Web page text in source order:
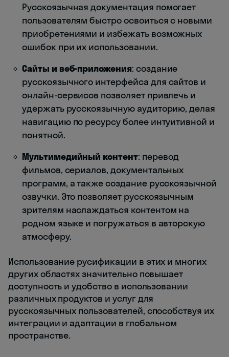
Русскоязычная документация помогает
пользователям быстро освоиться с новыми
приобретениями и избежать возможных
ошибок при их использовании.
Сайты и веб-приложения: создание
русскоязычного интерфейса для сайтов и
онлайн-сервисов позволяет привлечь и
удержать русскоязычную аудиторию, делая
навигацию по ресурсу более интуитивной и
понятной.
Мультимедийный контент: перевод
фильмов, сериалов, документальных
программ, а также создание русскоязычной
озвучки. Это позволяет русскоязычным
зрителям наслаждаться контентом на
родном языке и погружаться в авторскую
атмосферу.
Использование русификации в этих и многих
других областях значительно повышает
доступность и удобство в использовании
различных продуктов и услуг для
русскоязычных пользователей, способствуя их
интеграции и адаптации в глобальном
пространстве.